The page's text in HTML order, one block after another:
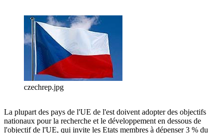
czechrep.jpg
La plupart des pays de l'UE de l'est doivent adopter des objectifs
nationaux pour la recherche et le développement en dessous de
l'objectif de l'UE, qui invite les Etats membres à dépenser 3 % du